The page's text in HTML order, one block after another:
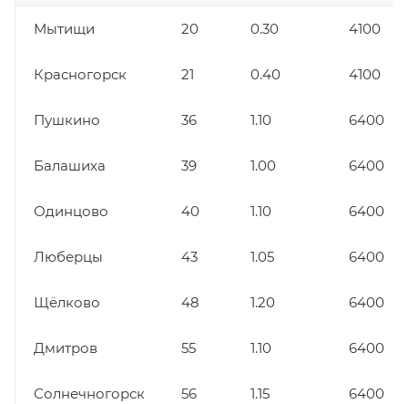
Мытищи 20 0.30 4100
Красногорск 21 0.40 4100
Пушкино 36 1.10 6400
Балашиха 39 1.00 6400
Одинцово 40 1.10 6400
Люберцы 43 1.05 6400
Щёлково 48 1.20 6400
Дмитров 55 1.10 6400
Солнечногорск 56 1.15 6400